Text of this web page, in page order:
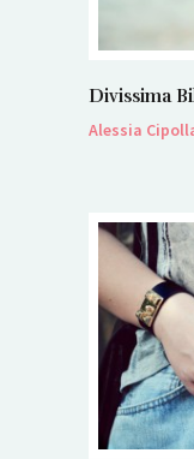
Divissima
Alessia